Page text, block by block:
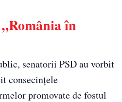
în
senatorii PSD au vorbit
consecințele
promovate de fostul